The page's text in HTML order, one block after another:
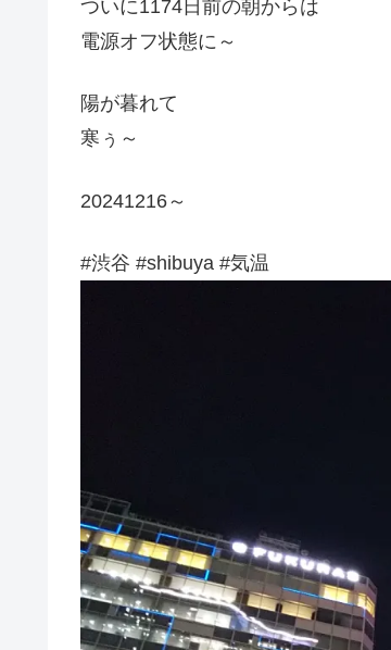
ついに1174日前の朝からは
電源オフ状態に～
陽が暮れて
寒ぅ～
20241216～
#渋谷 #shibuya #気温